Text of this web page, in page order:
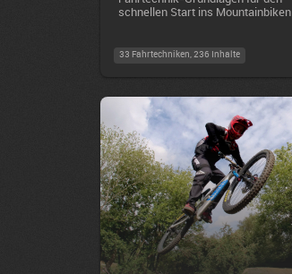
schnellen Start ins Mountainbiken
33 Fahrtechniken, 236 Inhalte